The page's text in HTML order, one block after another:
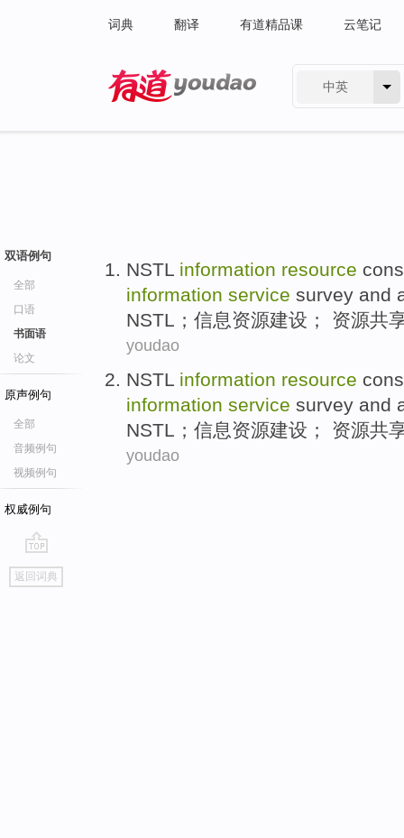
词典 翻译 有道精品课 云笔记
中英
双语例句
全部
口语
书面语
论文
原声例句
全部
音频例句
视频例句
权威例句
go
top
返回词典
NSTL information resource
information service survey and
NSTL ； 信息资源建设 ； 资源共
youdao
NSTL information resource
information service survey and
NSTL ； 信息资源建设 ； 资源共
youdao